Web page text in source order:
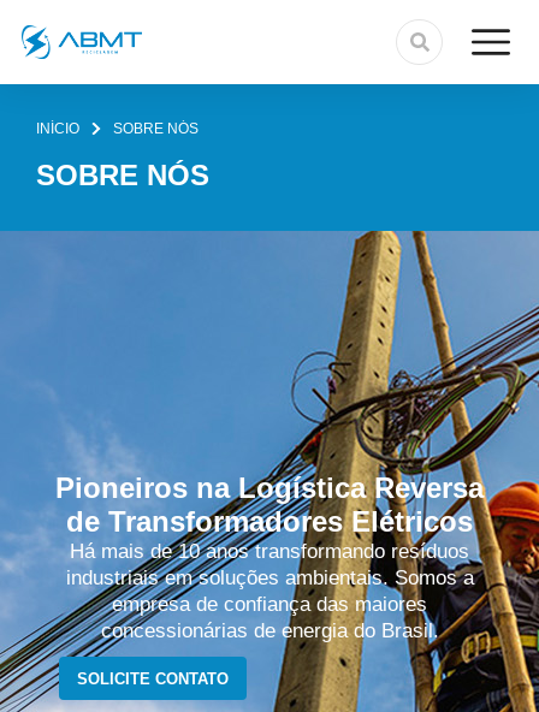
Você está aqui:
INÍCIO SOBRE NÓS
SOBRE NÓS
Pioneiros na Logística Reversa
de Transformadores Elétricos
Há mais de 10 anos transformando resíduos
industriais em soluções ambientais. Somos a
empresa de confiança das maiores
concessionárias de energia do Brasil.
SOLICITE CONTATO